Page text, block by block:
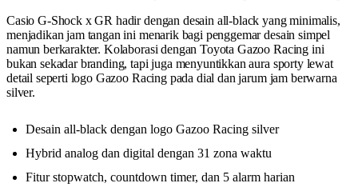
Casio G-Shock x GR hadir dengan desain all-black yang minimalis,
menjadikan jam tangan ini menarik bagi penggemar desain simpel
namun berkarakter. Kolaborasi dengan Toyota Gazoo Racing ini
bukan sekadar branding, tapi juga menyuntikkan aura sporty lewat
detail seperti logo Gazoo Racing pada dial dan jarum jam berwarna
silver.
Desain all-black dengan logo Gazoo Racing silver
Hybrid analog dan digital dengan 31 zona waktu
Fitur stopwatch, countdown timer, dan 5 alarm harian